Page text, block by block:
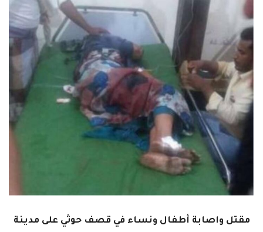
مقتل واصابة أطفال ونساء في قصف حوثي على مدينة